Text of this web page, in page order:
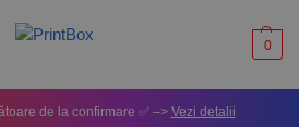
0
de la confirmare ✅ –> Vezi detalii